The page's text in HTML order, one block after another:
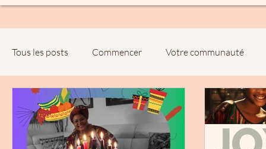
Tous les posts Commencer Votre communauté